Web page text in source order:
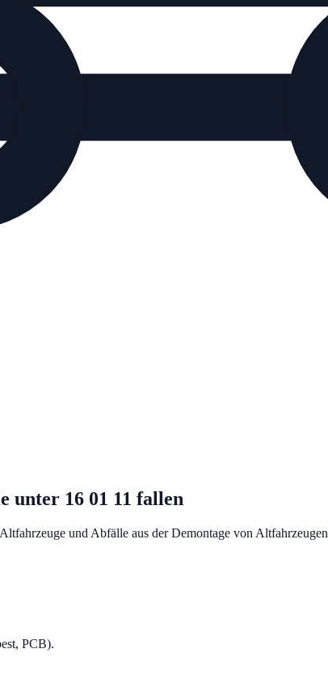
unter 16 01 11 fallen
Altfahrzeuge und Abfälle aus der Demontage von Altfahrzeugen
PCB).